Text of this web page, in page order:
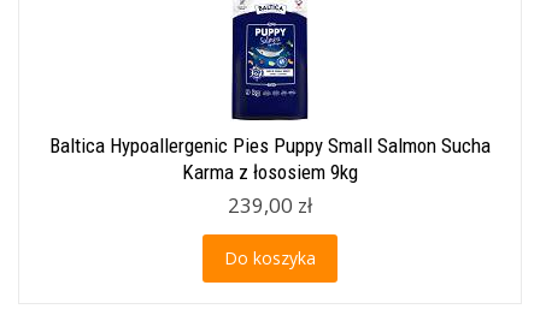
Baltica Hypoallergenic Pies Puppy Small Salmon Sucha
Karma z łososiem 9kg
239,00 zł
Do koszyka